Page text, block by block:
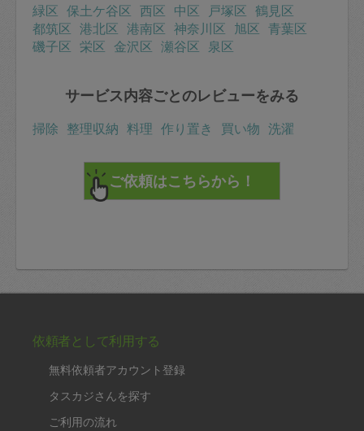
緑区 保土ケ谷区 西区 中区 戸塚区 鶴見区
都筑区 港北区 港南区 神奈川区 旭区 青葉区
磯子区 栄区 金沢区 瀬谷区 泉区
サービス内容ごとのレビューをみる
掃除 整理収納 料理 作り置き 買い物 洗濯
依頼者として利用する
無料依頼者アカウント登録
タスカジさんを探す
ご利用の流れ